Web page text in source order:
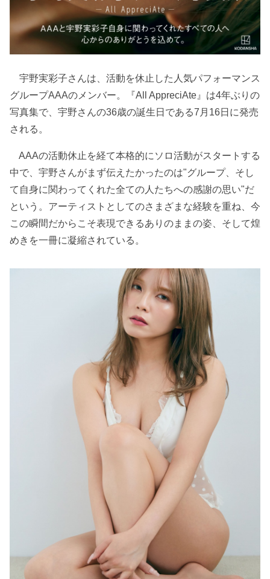
宇野実彩子さんは、活動を休止した人気パフォーマンス
グループAAAのメンバー。『All AppreciAte』は4年ぶりの
写真集で、宇野さんの36歳の誕生日である7月16日に発売
される。
AAAの活動休止を経て本格的にソロ活動がスタートする
中で、宇野さんがまず伝えたかったのは"グループ、そし
て自身に関わってくれた全ての人たちへの感謝の思い"だ
という。アーティストとしてのさまざまな経験を重ね、今
この瞬間だからこそ表現できるありのままの姿、そして煌
めきを一冊に凝縮されている。